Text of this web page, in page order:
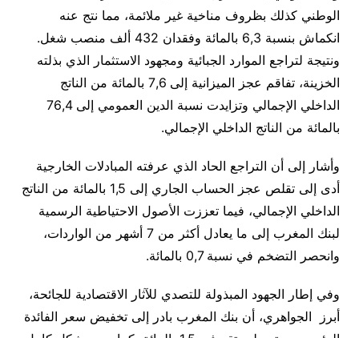
الوطني كذلك بظروف مناخية غير ملائمة، مما نتج عنه
انكماش بنسبة 6,3 بالمائة وفقدان 432 ألف منصب شغل.
ونتيجة لتراجع الموارد الجبائية ومجهود الاستثمار الذي بذلته
الخزينة، تفاقم عجز الميزانية إلى 7,6 بالمائة من الناتج
الداخلي الإجمالي وتزايدت نسبة الدين العمومي إلى 76,4
بالمائة من الناتج الداخلي الإجمالي.
وأشار إلى أن التراجع الحاد الذي عرفته المبادلات الخارجية
أدى إلى تقلص عجز الحساب الجاري إلى 1,5 بالمائة من الناتج
الداخلي الإجمالي، فيما تعززت الأصول الاحتياطية الرسمية
لبنك المغرب إلى ما يعادل أكثر من 7 أشهر من الواردات،
وانحصر التضخم في نسبة 0,7 بالمائة.
وفي إطار الجهود المبذولة للتصدي للآثار الاقتصادية للجائحة،
أبرز الجواهري، أن بنك المغرب بادر إلى تخفيض سعر الفائدة